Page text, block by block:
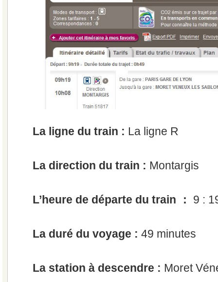
La ligne du train : La ligne R
La direction du train : Montargis
L’heure de départe du train ： 9 :
La duré du voyage : 49 minutes
La station à descendre : Moret